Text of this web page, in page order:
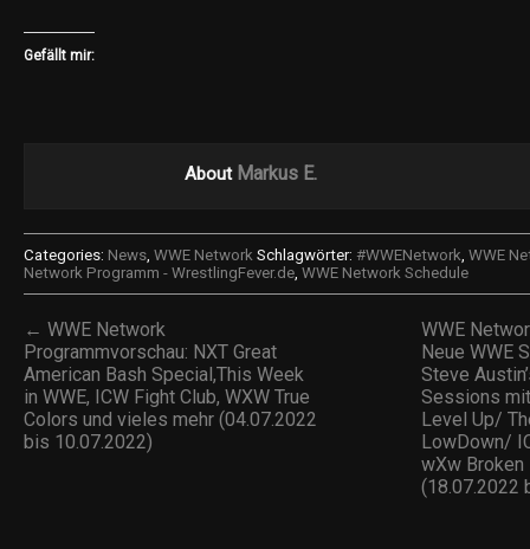
Gefällt mir:
About Markus E.
Categories: News, WWE Network Schlagwörter: #WWENetwork, WWE
Network Programm - WrestlingFever.de, WWE Network Schedule
← WWE Network
Programmvorschau: NXT Great
American Bash Special,This Week
in WWE, ICW Fight Club, WXW True
Colors und vieles mehr (04.07.2022
bis 10.07.2022)
WWE
Neue WWE
Steve
Sessions
Level Up/
LowDown/
wXw Broken
(18.07.2022